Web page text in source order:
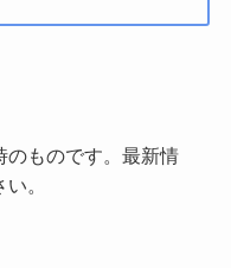
のものです。最新情
。